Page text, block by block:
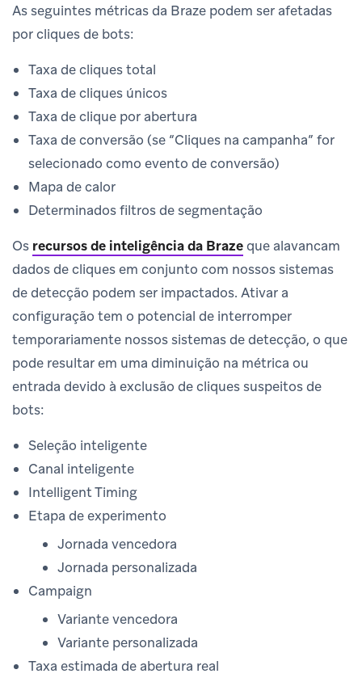
As seguintes métricas da Braze podem ser afetadas
por cliques de bots:
Taxa de cliques total
Taxa de cliques únicos
Taxa de clique por abertura
Taxa de conversão (se “Cliques na campanha” for
selecionado como evento de conversão)
Mapa de calor
Determinados filtros de segmentação
Os recursos de inteligência da Brazeque alavancam
dados de cliques em conjunto com nossos sistemas
de detecção podem ser impactados. Ativar a
configuração tem o potencial de interromper
temporariamente nossos sistemas de detecção, o que
pode resultar em uma diminuição na métrica ou
entrada devido à exclusão de cliques suspeitos de
bots:
Seleção inteligente
Canal inteligente
Intelligent Timing
Etapa de experimento
Jornada vencedora
Jornada personalizada
Campaign
Variante vencedora
Variante personalizada
Taxa estimada de abertura real